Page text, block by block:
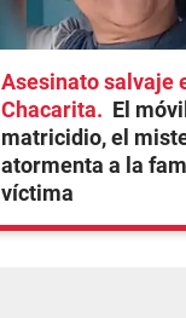
Asesinato salvaje
Chacarita
El
matricidio, el
atormenta a la
víctima